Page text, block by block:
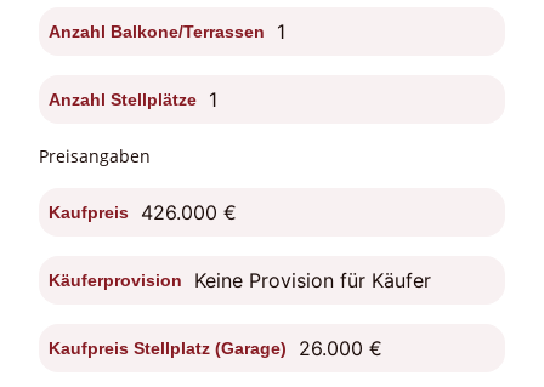
Anzahl Balkone/Terrassen 1
Anzahl Stellplätze 1
Preisangaben
Kaufpreis 426.000 €
Käuferprovision Keine Provision für Käufer
Kaufpreis Stellplatz (Garage) 26.000 €